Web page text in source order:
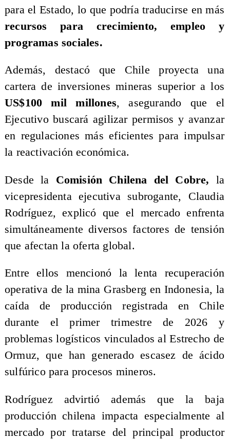
para el Estado, lo que podría traducirse en más
recursos para crecimiento, empleo y
programas sociales.
Además, destacó que Chile proyecta una
cartera de inversiones mineras superior a los
US$100 mil millones, asegurando que el
Ejecutivo buscará agilizar permisos y avanzar
en regulaciones más eficientes para impulsar
la reactivación económica.
Desde la Comisión Chilena del Cobre, la
vicepresidenta ejecutiva subrogante, Claudia
Rodríguez, explicó que el mercado enfrenta
simultáneamente diversos factores de tensión
que afectan la oferta global.
Entre ellos mencionó la lenta recuperación
operativa de la mina Grasberg en Indonesia, la
caída de producción registrada en Chile
durante el primer trimestre de 2026 y
problemas logísticos vinculados al Estrecho de
Ormuz, que han generado escasez de ácido
sulfúrico para procesos mineros.
Rodríguez advirtió además que la baja
producción chilena impacta especialmente al
mercado por tratarse del principal productor